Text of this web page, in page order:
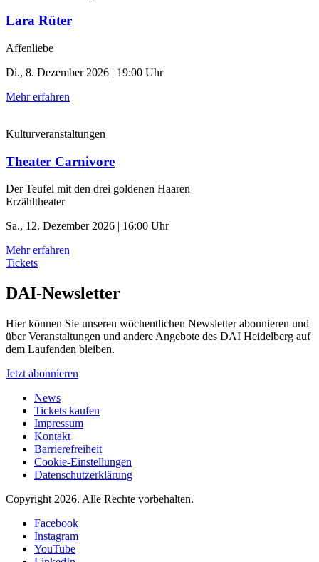
Lara Rüter
Affenliebe
Di., 8. Dezember 2026 | 19:00 Uhr
Mehr erfahren
Kulturveranstaltungen
Theater Carnivore
Der Teufel mit den drei goldenen Haaren
Erzähltheater
Sa., 12. Dezember 2026 | 16:00 Uhr
Mehr erfahren
Tickets
DAI-Newsletter
Hier können Sie unseren wöchentlichen Newsletter abonnieren und
über Veranstaltungen und andere Angebote des DAI Heidelberg auf
dem Laufenden bleiben.
Jetzt abonnieren
News
Tickets kaufen
Impressum
Kontakt
Barrierefreiheit
Cookie-Einstellungen
Datenschutzerklärung
Copyright 2026. Alle Rechte vorbehalten.
Facebook
Instagram
YouTube